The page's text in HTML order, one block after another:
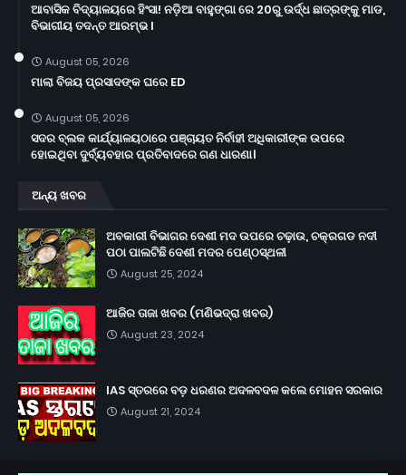
ଆବାସିକ ବିଦ୍ୟାଳୟରେ ହିଂସା! ନଡ଼ିଆ ବାହୁଙ୍ଗା ରେ 20ରୁ ଉର୍ଦ୍ଧ ଛାତ୍ରଙ୍କୁ ମାଡ,
ବିଭାଗୀୟ ତଦନ୍ତ ଆରମ୍ଭ l
August 05, 2026
ମାଲା ବିଜୟ ପ୍ରସାଦଙ୍କ ଘରେ ED
August 05, 2026
ସଦର ବ୍ଲକ କାର୍ଯ୍ୟାଳୟଠାରେ ପଞ୍ଚାୟତ ନିର୍ବାହୀ ଅଧିକାରୀଙ୍କ ଉପରେ
ହୋଇଥିବା ଦୁର୍ବ୍ୟବହାର ପ୍ରତିବାଦରେ ଗଣ ଧାରଣା।
ଅନ୍ୟ ଖବର
ଅବକାରୀ ବିଭାଗର ଦେଶୀ ମଦ ଉପରେ ଚଢ଼ାଉ, ଚକ୍ରଗଡ ନଦୀ
ପଠା ପାଲଟିଛି ଦେଶୀ ମଦର ପେଣ୍ଠସ୍ଥଳୀ
August 25, 2024
ଆଜିର ତାଜା ଖବର (ମଣିଭଦ୍ରା ଖବର)
August 23, 2024
IAS ସ୍ତରରେ ବଡ଼ ଧରଣର ଅଦଳବଦଳ କଲେ ମୋହନ ସରକାର
August 21, 2024